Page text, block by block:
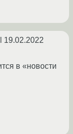
19.02.2022
в «новости